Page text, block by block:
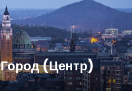
Город (Центр)